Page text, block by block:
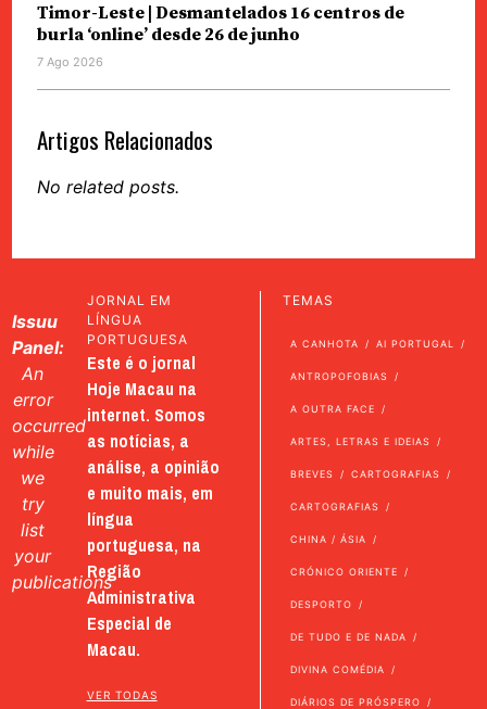
Timor-Leste | Desmantelados 16 centros de
burla ‘online’ desde 26 de junho
7 Ago 2026
Artigos Relacionados
No related posts.
Issuu
Panel:
An
error
occurred
while
we
try
list
your
publications
JORNAL EM
LÍNGUA
PORTUGUESA
Este é o jornal
Hoje Macau na
internet. Somos
as notícias, a
análise, a opinião
e muito mais, em
língua
portuguesa, na
Região
Administrativa
Especial de
Macau.
VER TODAS
TEMAS
A CANHOTA AI PORTUGAL
ANTROPOFOBIAS
A OUTRA FACE
ARTES, LETRAS E IDEIAS
BREVES CARTOGRAFIAS
CARTOGRAFIAS
CHINA / ÁSIA
CRÓNICO ORIENTE
DESPORTO
DE TUDO E DE NADA
DIVINA COMÉDIA
DIÁRIOS DE PRÓSPERO